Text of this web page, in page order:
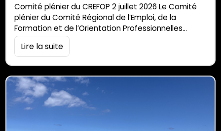
Comité plénier du CREFOP 2 juillet 2026 Le Comité
plénier du Comité Régional de l’Emploi, de la
Formation et de l’Orientation Professionnelles
(CREFOP) s’est tenu ce jeudi 2 juillet 2026 au Moca,
marquant la signature officielle du Contrat de Plan
à La Réunion. Un processus de concertation inédit
L’élaboration […]
Lire la suite